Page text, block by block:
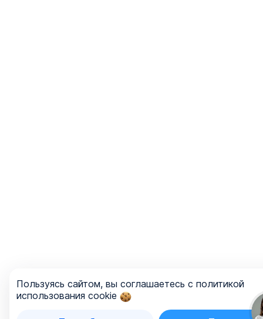
Пользуясь сайтом, вы соглашаетесь с политикой
использования cookie